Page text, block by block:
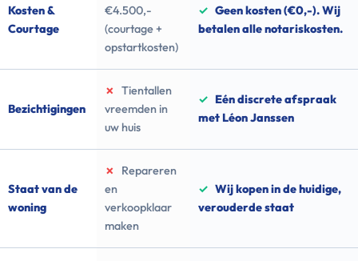
Kosten &
Courtage
€4.500,-
(courtage +
opstartkosten)
✓ Geen kosten (€0,-). Wij
betalen alle notariskosten.
Bezichtigingen
✗
Tientallen
vreemden in
uw huis
✓ Eén discrete afspraak
met Léon Janssen
Staat van de
woning
✗
Repareren
en
verkoopklaar
maken
✓ Wij kopen in de huidige,
verouderde staat